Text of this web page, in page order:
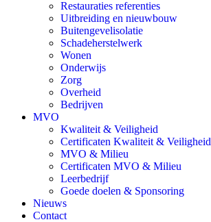
Restauraties referenties
Uitbreiding en nieuwbouw
Buitengevelisolatie
Schadeherstelwerk
Wonen
Onderwijs
Zorg
Overheid
Bedrijven
MVO
Kwaliteit & Veiligheid
Certificaten Kwaliteit & Veiligheid
MVO & Milieu
Certificaten MVO & Milieu
Leerbedrijf
Goede doelen & Sponsoring
Nieuws
Contact